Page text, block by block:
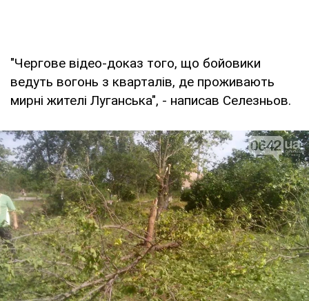
"Чергове відео-доказ того, що бойовики
ведуть вогонь з кварталів, де проживають
мирні жителі Луганська", - написав Селезньов.